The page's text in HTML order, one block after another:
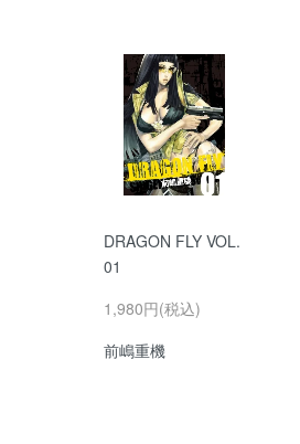
DRAGON FLY VOL.
01
1,980円(税込)
前嶋重機